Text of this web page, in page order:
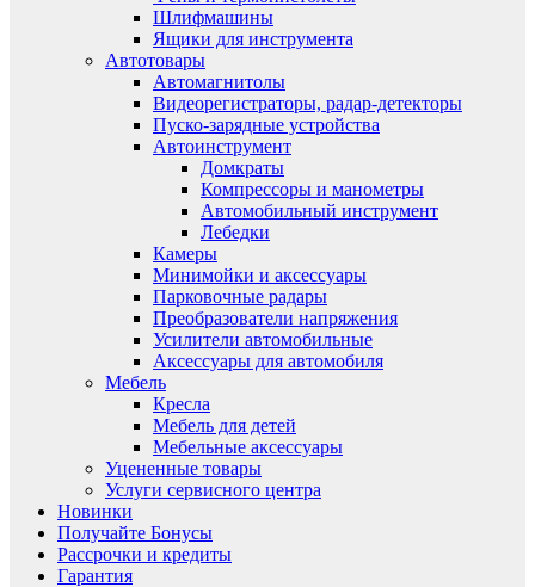
Шлифмашины
Ящики для инструмента
Автотовары
Автомагнитолы
Видеорегистраторы, радар-детекторы
Пуско-зарядные устройства
Автоинструмент
Домкраты
Компрессоры и манометры
Автомобильный инструмент
Лебедки
Камеры
Минимойки и аксессуары
Парковочные радары
Преобразователи напряжения
Усилители автомобильные
Аксессуары для автомобиля
Мебель
Кресла
Мебель для детей
Мебельные аксессуары
Уцененные товары
Услуги сервисного центра
Новинки
Получайте Бонусы
Рассрочки и кредиты
Гарантия